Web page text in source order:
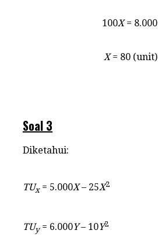
100X= 8.000
X= 80 (unit)
Soal 3
Diketahui:
TUx= 5.000X– 25X2
TUy= 6.000Y– 10Y2